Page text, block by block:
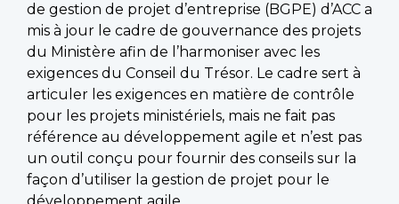
de gestion de projet d’entreprise (BGPE) d’ACC a
mis à jour le cadre de gouvernance des projets
du Ministère afin de l’harmoniser avec les
exigences du Conseil du Trésor. Le cadre sert à
articuler les exigences en matière de contrôle
pour les projets ministériels, mais ne fait pas
référence au développement agile et n’est pas
un outil conçu pour fournir des conseils sur la
façon d’utiliser la gestion de projet pour le